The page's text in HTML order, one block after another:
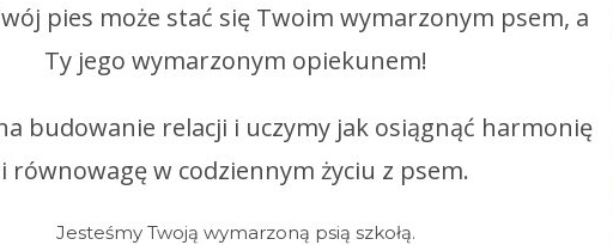
pies może stać się Twoim wymarzonym psem, a
Ty jego wymarzonym opiekunem!
budowanie relacji i uczymy jak osiągnąć harmonię
i równowagę w codziennym życiu z psem.
Jesteśmy Twoją wymarzoną psią szkołą.